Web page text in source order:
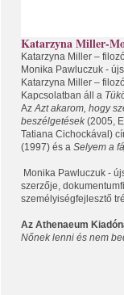
Katarzyna Miller-
Katarzyna Miller –
Monika Pawluczuk -
Katarzyna Miller –
Kapcsolatban áll a
Az Azt akarom, hogy
beszélgetések (2005,
Tatiana Cichockával)
(1997) és a Selyem a
Monika Pawluczuk -
szerzője,
személyiségfejlesztő
Az Athenaeum
Nőnek lenni és nem